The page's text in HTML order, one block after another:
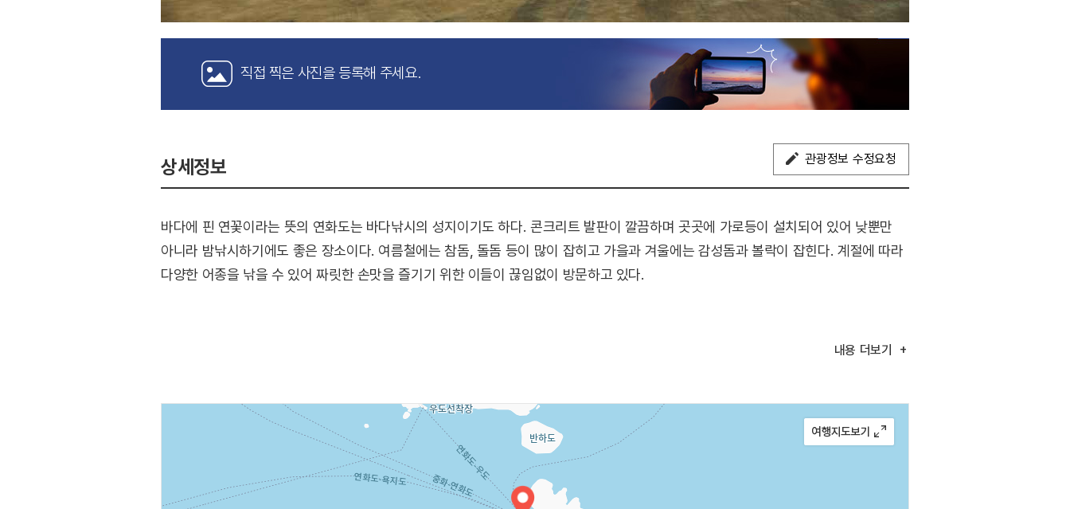
직접 찍은 사진을 등록해 주세요.
상세정보 관광정보 수정요청
바다에 핀 연꽃이라는 뜻의 연화도는 바다낚시의 성지이기도 하다. 콘크리트 발판이 깔끔하며 곳곳에 가로등이 설치되어 있어 낮뿐만
아니라 밤낚시하기에도 좋은 장소이다. 여름철에는 참돔, 돌돔 등이 많이 잡히고 가을과 겨울에는 감성돔과 볼락이 잡힌다. 계절에 따라
다양한 어종을 낚을 수 있어 짜릿한 손맛을 즐기기 위한 이들이 끊임없이 방문하고 있다.
어촌 풍경이 매력적인 곳으로 여름이면 색색의 수국이 섬을 아름답게 수놓는다. 통영항 여객선터미널에서 배편을 이용해 갈 수 있다.
내용 더보기